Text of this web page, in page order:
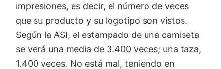
impresiones, es decir, el número de veces
que su producto y su logotipo son vistos.
Según la ASI, el estampado de una camiseta
se verá una media de 3.400 veces; una taza,
1.400 veces. No está mal, teniendo en